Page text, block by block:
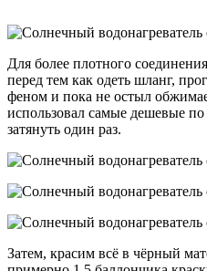
Для более плотного
перед тем как одеть шланг,
феном и пока не остыл
использовал самые дешевые по
затянуть один раз.
Затем, красим всё в чёрный